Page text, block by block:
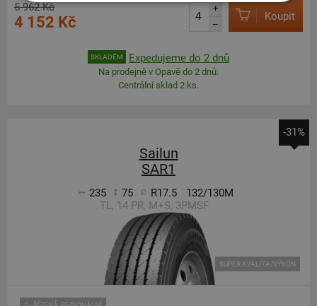
5 962 Kč
4 152 Kč
+
–
Koupit
SKLADEM Expedujeme do 2 dnů
Na prodejně v Opavě do 2 dnů.
Centrální sklad 2 ks.
-31%
Sailun
SAR1
235 75 R17.5
132/130M
TL, 14 PR, M+S, 3PMSF
SUPER KVALITA/VÝKON